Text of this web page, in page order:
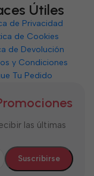
Útiles
de Privacidad
de Cookies
de Devolución
y Condiciones
Tu Pedido
las últimas